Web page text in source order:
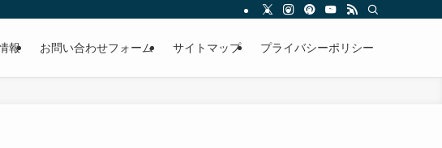
報 お問い合わせフォーム サイトマップ プライバシーポリシー